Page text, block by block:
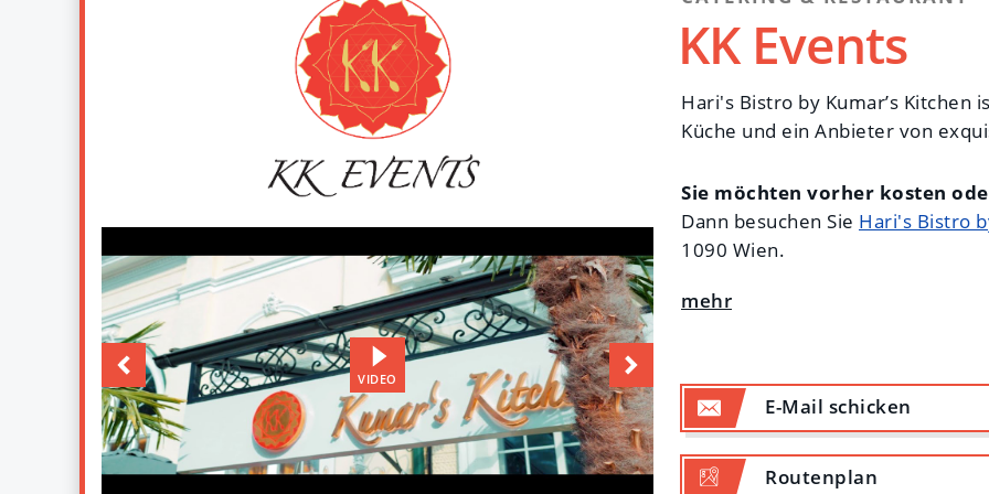
Ortes, gemischt mit einer
bezaubernde Kulisse, die perfekt
Jeschke
Dann besuchen Sie das
4,3/5 Google Rezension
KK Events
Hari's Bistro by Kumar’s
Küche und ein Anbieter von
Sie möchten vorher kosten
Dann besuchen Sie Hari's Bistro
1090 Wien.
Spitzenkoch Vijay Kumar war
Catering ein! Gleich ob Privat-
Business-Event.„Catering ist
Kunstform, eine Magie, die die
definiert.“
E-Mail schicken
Routenplan
VIDEO